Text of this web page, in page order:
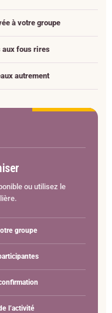
à votre groupe
aux fous rires
autrement
ou utilisez le
groupe
l’activité